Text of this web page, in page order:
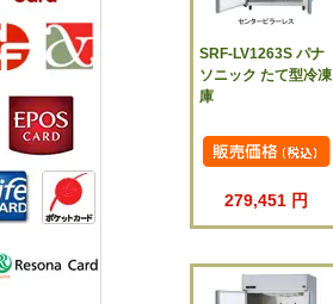
SRF-LV1263S パナ
ソニック たて型冷凍
庫
279,451 円